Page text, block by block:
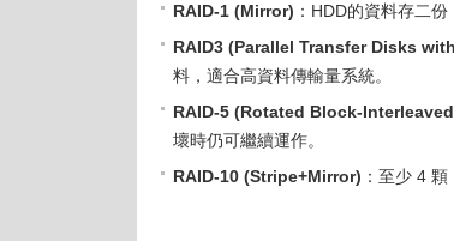
RAID-1 (Mirror) ：HDD的資料存二
RAID3 (Parallel Transfer Disks
料，適合高資料傳輸量系統。
RAID-5 (Rotated Block-
壞時仍可繼續運作。
RAID-10 (Stripe+Mirror) ：至少 4